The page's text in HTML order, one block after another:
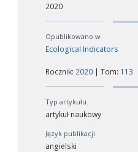
2020
Opublikowano w
Ecological Indicators
Rocznik: 2020 | Tom: 113
Typ artykułu
artykuł naukowy
Język publikacji
angielski